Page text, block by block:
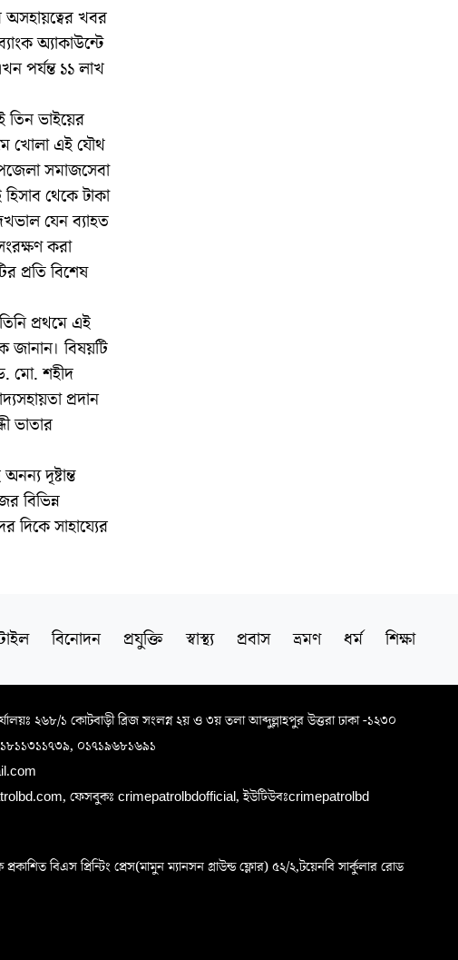
খবর
অ্যাকাউন্টে
পর্যন্ত ১১ লাখ
ভাইয়ের
খোলা এই যৌথ
সমাজসেবা
থেকে টাকা
যেন ব্যাহত
করা
প্রতি বিশেষ
প্রথমে এই
বিষয়টি
মো. শহীদ
প্রদান
ভাতার
দৃষ্টান্ত
বিভিন্ন
দিকে সাহায্যের
বিনোদন প্রযুক্তি স্বাস্থ্য প্রবাস ভ্রমণ ধর্ম শিক্ষা
২৬৮/১ কোটবাড়ী ব্রিজ সংলগ্ন ২য় ও ৩য় তলা আব্দুল্লাহপুর উত্তরা ঢাকা -১২৩০
০১৭১৯৬৮১৬৯১
ফেসবুকঃ crimepatrolbdofficial, ইউটিউবঃcrimepatrolbd
বিএস প্রিন্টিং প্রেস(মামুন ম্যানসন গ্রাউন্ড ফ্লোর) ৫২/২,টয়েনবি সার্কুলার রোড